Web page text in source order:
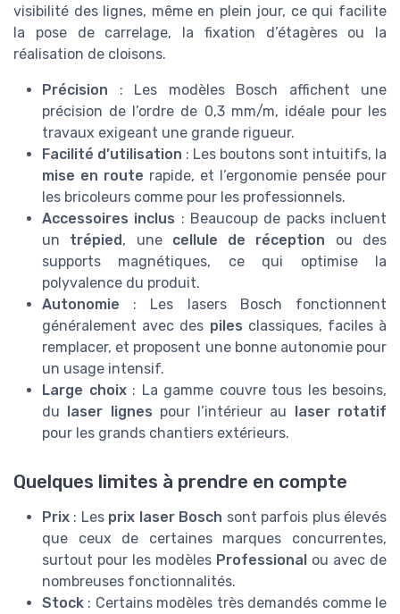
visibilité des lignes, même en plein jour, ce qui facilite
la pose de carrelage, la fixation d’étagères ou la
réalisation de cloisons.
Précision : Les modèles Bosch affichent une
précision de l’ordre de 0,3 mm/m, idéale pour les
travaux exigeant une grande rigueur.
Facilité d’utilisation : Les boutons sont intuitifs, la
mise en route rapide, et l’ergonomie pensée pour
les bricoleurs comme pour les professionnels.
Accessoires inclus : Beaucoup de packs incluent
un trépied , une cellule de réception ou des
supports magnétiques, ce qui optimise la
polyvalence du produit.
Autonomie : Les lasers Bosch fonctionnent
généralement avec des piles classiques, faciles à
remplacer, et proposent une bonne autonomie pour
un usage intensif.
Large choix: La gamme couvre tous les besoins,
du
laser lignes pour l’intérieur au
laser rotatif
pour les grands chantiers extérieurs.
Quelques limites à prendre en compte
Prix : Les prix laser Bosch sont parfois plus élevés
que ceux de certaines marques concurrentes,
surtout pour les modèles Professional ou avec de
nombreuses fonctionnalités.
Stock : Certains modèles très demandés comme le